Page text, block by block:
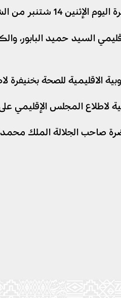
الإقليمي لخنيفرة لشهر شتنبر 2020.
الاقليمية للصحة بخنيفرة
المجلس الإقليمي على
صاحب الجلالة الملك